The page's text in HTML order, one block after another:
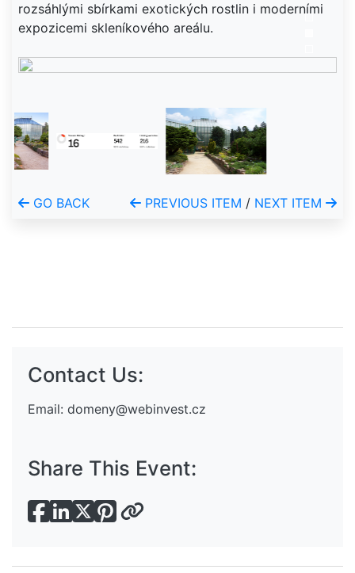
rozsáhlými sbírkami exotických rostlin i moderními
expozicemi skleníkového areálu.
GO BACK PREVIOUS ITEM / NEXT ITEM
Contact Us:
Email: domeny@webinvest.cz
Share This Event: